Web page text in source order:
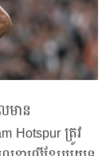
មាន
Hotspur ត្រូវ